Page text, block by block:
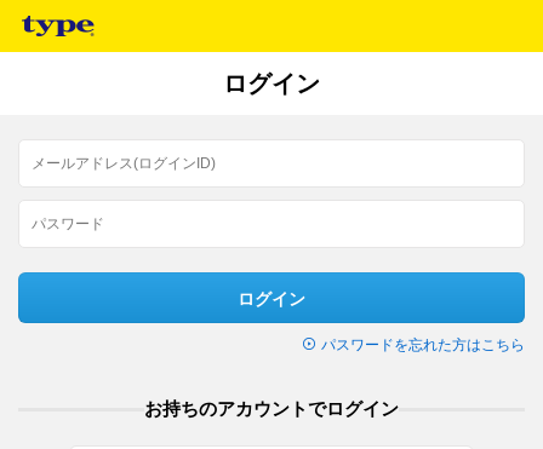
ログイン
ログイン
パスワードを忘れた方はこちら
お持ちのアカウントでログイン